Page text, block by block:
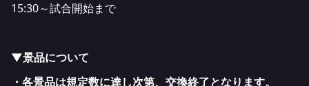
15:30～試合開始まで
▼景品について
・各景品は規定数に達し次第、交換終了となります。